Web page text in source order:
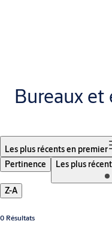
Bureaux et
Les plus récents en premier
Pertinence
Les plus
Z-A
0 Résultats